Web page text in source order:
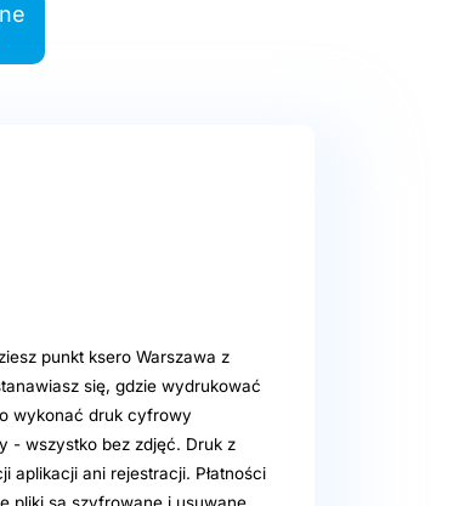
punkt ksero Warszawa z
się, gdzie wydrukować
wykonać druk cyfrowy
- wszystko bez zdjęć. Druk z
aplikacji ani rejestracji. Płatności